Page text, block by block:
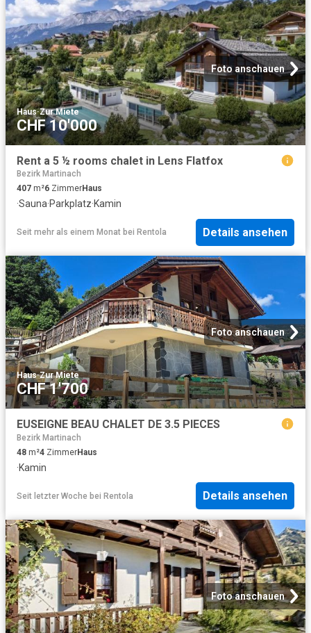
Foto anschauen
Haus·Zur Miete
CHF 10'000
Rent a 5 ½ rooms chalet in Lens Flatfox
Bezirk Martinach
407 m²6 ZimmerHaus
·Sauna·Parkplatz·Kamin
Seit mehr als einem Monat bei Rentola Details ansehen
Foto anschauen
Haus·Zur Miete
CHF 1'700
EUSEIGNE BEAU CHALET DE 3.5 PIECES
Bezirk Martinach
48 m²4 ZimmerHaus
·Kamin
Seit letzter Woche bei Rentola Details ansehen
Foto anschauen